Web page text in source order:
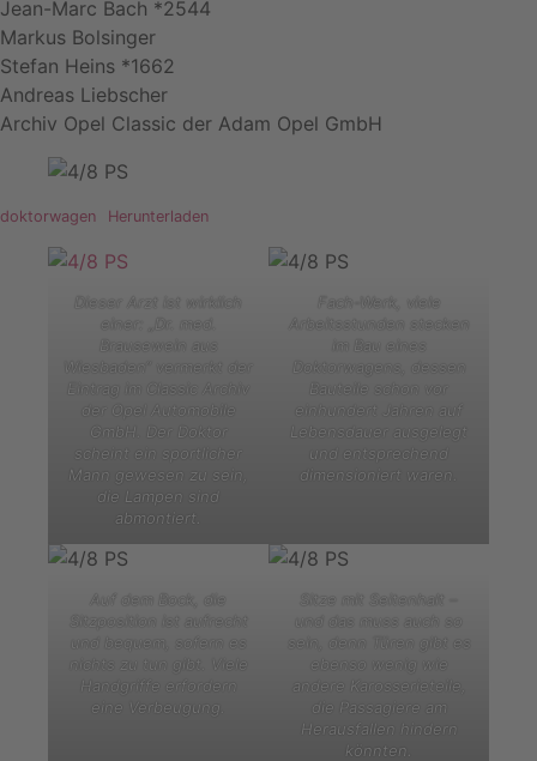
Jean-Marc Bach *2544
Markus Bolsinger
Stefan Heins *1662
Andreas Liebscher
Archiv Opel Classic der Adam Opel GmbH
doktorwagen Herunterladen
Dieser Arzt ist wirklich
einer: „Dr. med.
Brausewein aus
Wiesbaden“ vermerkt der
Eintrag im Classic Archiv
der Opel Automobile
GmbH. Der Doktor
scheint ein sportlicher
Mann gewesen zu sein,
die Lampen sind
abmontiert.
Fach-Werk, viele
Arbeitsstunden stecken
im Bau eines
Doktorwagens, dessen
Bauteile schon vor
einhundert Jahren auf
Lebensdauer ausgelegt
und entsprechend
dimensioniert waren.
Auf dem Bock, die
Sitzposition ist aufrecht
und bequem, sofern es
nichts zu tun gibt. Viele
Handgriffe erfordern
eine Verbeugung.
Sitze mit Seitenhalt –
und das muss auch so
sein, denn Türen gibt es
ebenso wenig wie
andere Karosserieteile,
die Passagiere am
Herausfallen hindern
könnten.